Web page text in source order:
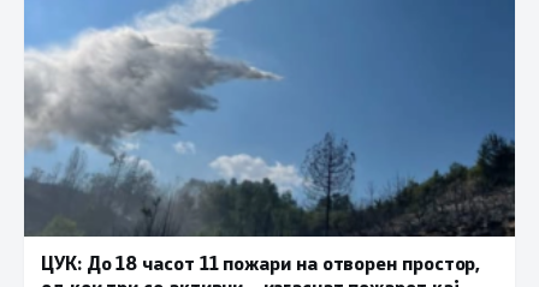
ЦУК: До 18 часот 11 пожари на отворен простор,